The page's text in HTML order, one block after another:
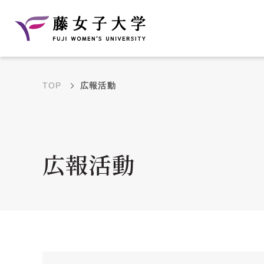
学部・学科の教育目的
大学院の教育目的
TOP 広報活動
広報活動